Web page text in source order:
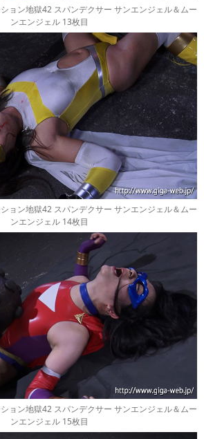
ョン地獄42 スパンデクサー サンエンジェル＆ムー
ンエンジェル 13枚目
ョン地獄42 スパンデクサー サンエンジェル＆ムー
ンエンジェル 14枚目
ョン地獄42 スパンデクサー サンエンジェル＆ムー
ンエンジェル 15枚目